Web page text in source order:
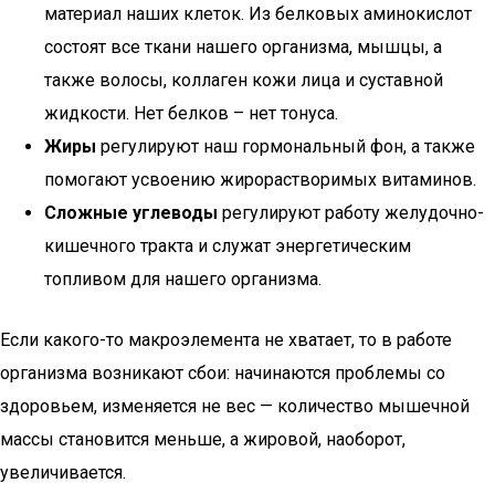
материал наших клеток. Из белковых аминокислот
состоят все ткани нашего организма, мышцы, а
также волосы, коллаген кожи лица и суставной
жидкости. Нет белков – нет тонуса.
Жиры регулируют наш гормональный фон, а также
помогают усвоению жирорастворимых витаминов.
Сложные углеводы регулируют работу желудочно-
кишечного тракта и служат энергетическим
топливом для нашего организма.
Если какого-то макроэлемента не хватает, то в работе
организма возникают сбои: начинаются проблемы со
здоровьем, изменяется не вес — количество мышечной
массы становится меньше, а жировой, наоборот,
увеличивается.